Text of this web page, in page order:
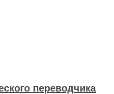
переводчика